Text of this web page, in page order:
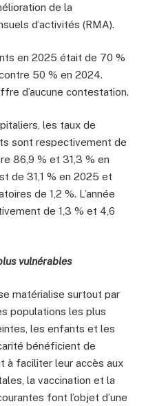
de la
d’activités (RMA).
en 2025 était de 70 %
50 % en 2024.
d’aucune contestation.
les taux de
sont respectivement de
86,9 % et 31,3 % en
de 31,1 % en 2025 et
de 1,2 %. L’année
de 1,3 % et 4,6
vulnérables
matérialise surtout par
populations les plus
les enfants et les
bénéficient de
à faciliter leur accès aux
la vaccination et la
font l’objet d’une